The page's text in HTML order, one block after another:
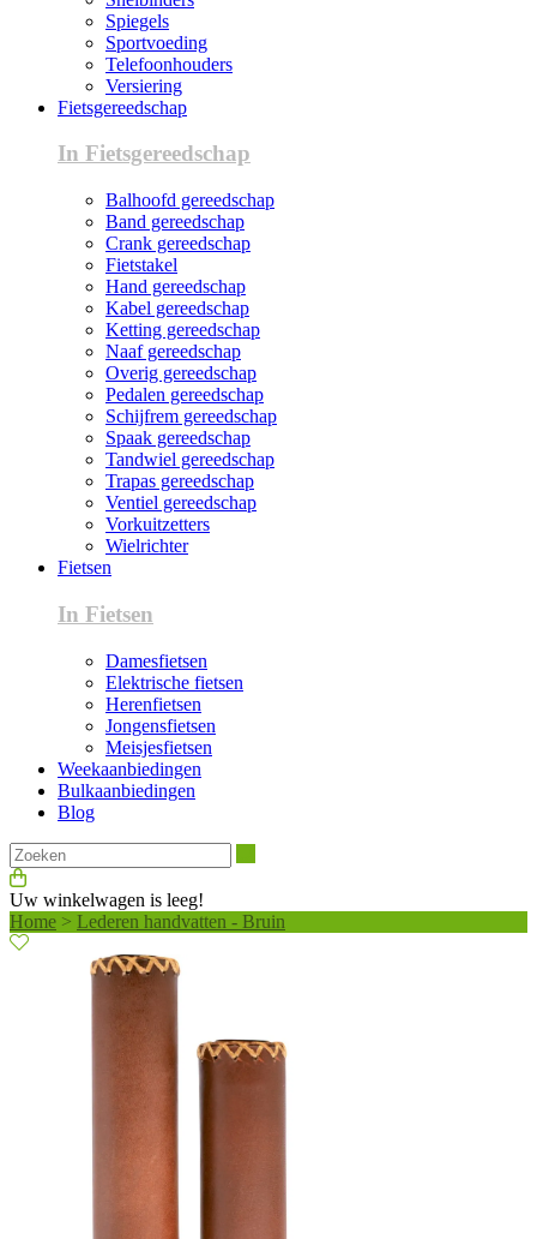
Spiegels
Sportvoeding
Telefoonhouders
Versiering
Fietsgereedschap
In Fietsgereedschap
Balhoofd gereedschap
Band gereedschap
Crank gereedschap
Fietstakel
Hand gereedschap
Kabel gereedschap
Ketting gereedschap
Naaf gereedschap
Overig gereedschap
Pedalen gereedschap
Schijfrem gereedschap
Spaak gereedschap
Tandwiel gereedschap
Trapas gereedschap
Ventiel gereedschap
Vorkuitzetters
Wielrichter
Fietsen
In Fietsen
Damesfietsen
Elektrische fietsen
Herenfietsen
Jongensfietsen
Meisjesfietsen
Weekaanbiedingen
Bulkaanbiedingen
Blog
Uw winkelwagen is leeg!
Home > Lederen handvatten - Bruin